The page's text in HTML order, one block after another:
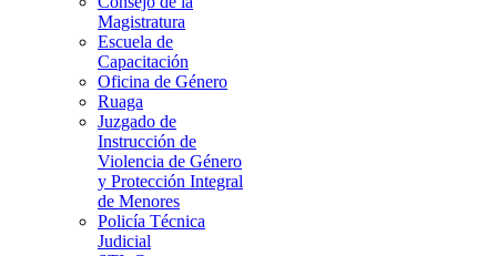
Magistratura
Escuela de
Capacitación
Oficina de Género
Ruaga
Juzgado de
Instrucción de
Violencia de Género
y Protección Integral
de Menores
Policía Técnica
Judicial